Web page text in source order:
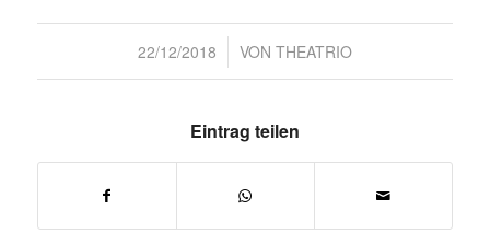
22/12/2018
/ VON THEATRIO
Eintrag teilen